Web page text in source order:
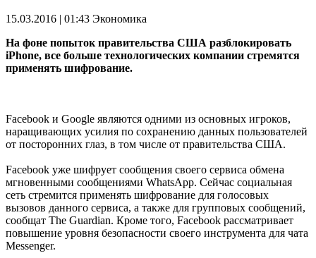
15.03.2016 | 01:43 Экономика
На фоне попыток правительства США разблокировать
iPhone, все больше технологических компании стремятся
применять шифрование.
Facebook и Google являются одними из основных игроков,
наращивающих усилия по сохранению данных пользователей
от посторонних глаз, в том числе от правительства США.
Facebook уже шифрует сообщения своего сервиса обмена
мгновенными сообщениями WhatsApp. Сейчас социальная
сеть стремится применять шифрование для голосовых
вызовов данного сервиса, а также для групповых сообщений,
сообщат The Guardian. Кроме того, Facebook рассматривает
повышение уровня безопасности своего инструмента для чата
Messenger.